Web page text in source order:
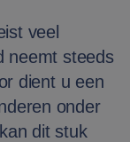
veel
neemt steeds
dient u een
onder
dit stuk